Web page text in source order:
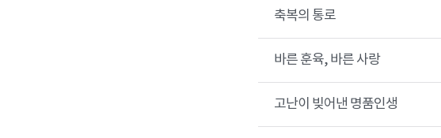
축복의 통로
바른 훈육, 바른 사랑
고난이 빚어낸 명품인생